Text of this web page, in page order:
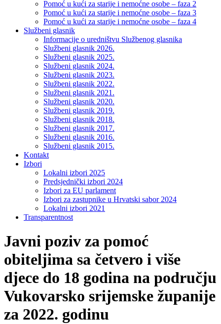
Pomoć u kući za starije i nemoćne osobe – faza 2
Pomoć u kući za starije i nemoćne osobe – faza 3
Pomoć u kući za starije i nemoćne osobe – faza 4
Službeni glasnik
Informacije o uredništvu Službenog glasnika
Službeni glasnik 2026.
Službeni glasnik 2025.
Službeni glasnik 2024.
Službeni glasnik 2023.
Službeni glasnik 2022.
Službeni glasnik 2021.
Službeni glasnik 2020.
Službeni glasnik 2019.
Službeni glasnik 2018.
Službeni glasnik 2017.
Službeni glasnik 2016.
Službeni glasnik 2015.
Kontakt
Izbori
Lokalni izbori 2025
Predsjednički izbori 2024
Izbori za EU parlament
Izbori za zastupnike u Hrvatski sabor 2024
Lokalni izbori 2021
Transparentnost
Javni poziv za pomoć
obiteljima sa četvero i više
djece do 18 godina na području
Vukovarsko srijemske županije
za 2022. godinu